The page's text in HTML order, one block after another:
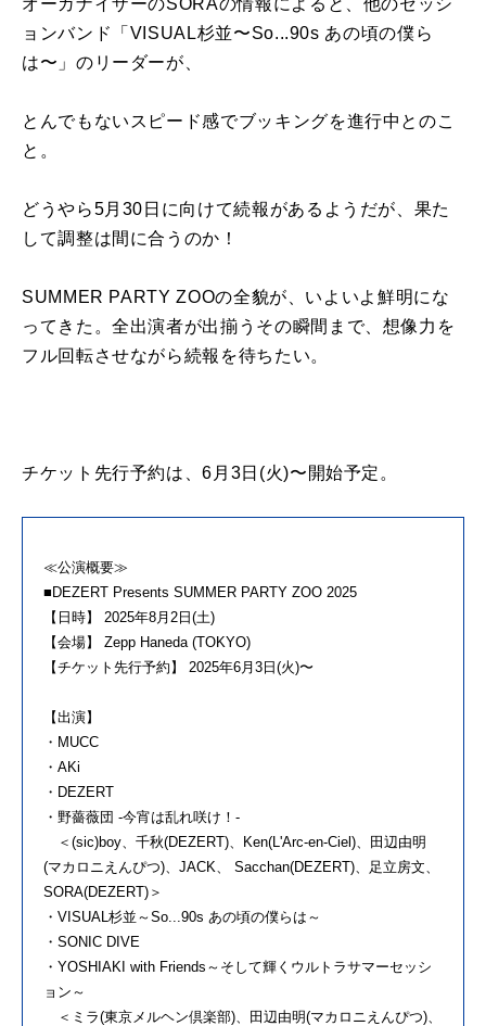
オーガナイザーのSORAの情報によると、他のセッシ
ョンバンド「VISUAL杉並〜So...90s あの頃の僕ら
は〜」のリーダーが、
とんでもないスピード感でブッキングを進行中とのこ
と。
どうやら5月30日に向けて続報があるようだが、果た
して調整は間に合うのか！
SUMMER PARTY ZOOの全貌が、いよいよ鮮明にな
ってきた。全出演者が出揃うその瞬間まで、想像力を
フル回転させながら続報を待ちたい。
チケット先行予約は、6月3日(火)〜開始予定。
≪公演概要≫
■DEZERT Presents SUMMER PARTY ZOO 2025
【日時】 2025年8月2日(土)
【会場】 Zepp Haneda (TOKYO)
【チケット先行予約】 2025年6月3日(火)〜
【出演】
・MUCC
・AKi
・DEZERT
・野薔薇団 -今宵は乱れ咲け！-
＜(sic)boy、千秋(DEZERT)、Ken(L'Arc-en-Ciel)、田辺由明
(マカロニえんぴつ)、JACK、 Sacchan(DEZERT)、足立房文、
SORA(DEZERT)＞
・VISUAL杉並～So...90s あの頃の僕らは～
・SONIC DIVE
・YOSHIAKI with Friends～そして輝くウルトラサマーセッシ
ョン～
＜ミラ(東京メルヘン倶楽部)、田辺由明(マカロニえんぴつ)、